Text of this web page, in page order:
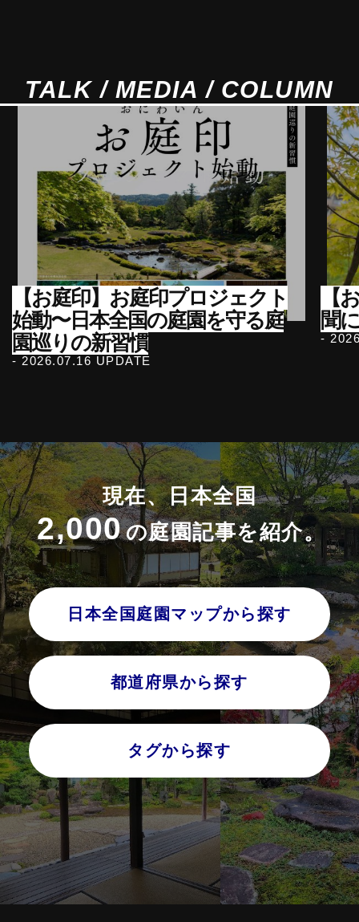
TALK / MEDIA / COLUMN
【お庭印】お庭印プロジェクト
始動〜日本全国の庭園を守る庭
園巡りの新習慣
- 2026.07.16 UPDATE
【
聞
-
現在、日本全国
2,000の庭園記事を紹介。
日本全国庭園マップから探す
都道府県から探す
タグから探す